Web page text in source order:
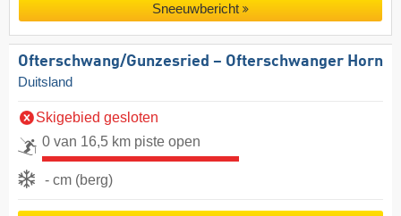
Sneeuwbericht
Ofterschwang/​Gunzesried – Ofterschwanger Horn
Duitsland
Skigebied gesloten
0 van 16,5 km piste open
- cm (berg)